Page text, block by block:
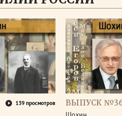
139 просмотров ВЫПУСК